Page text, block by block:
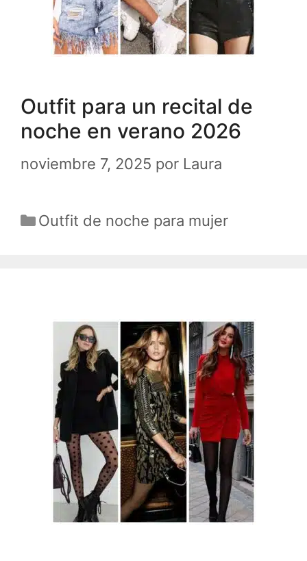
Outfit para un recital de
noche en verano 2026
noviembre 7, 2025 por Laura
Categorías
Outfit de noche para mujer